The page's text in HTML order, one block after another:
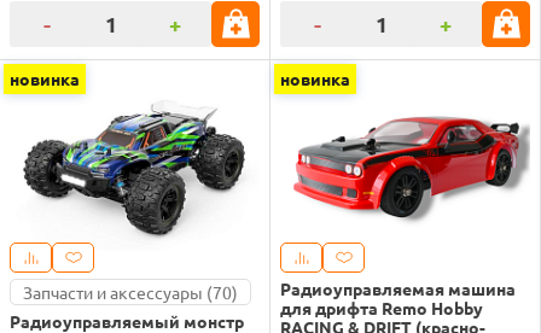
- + - +
новинка
Запчасти и аксессуары (70)
Радиоуправляемый монстр
новинка
Радиоуправляемая машина
для дрифта Remo Hobby
RACING & DRIFT (красно-